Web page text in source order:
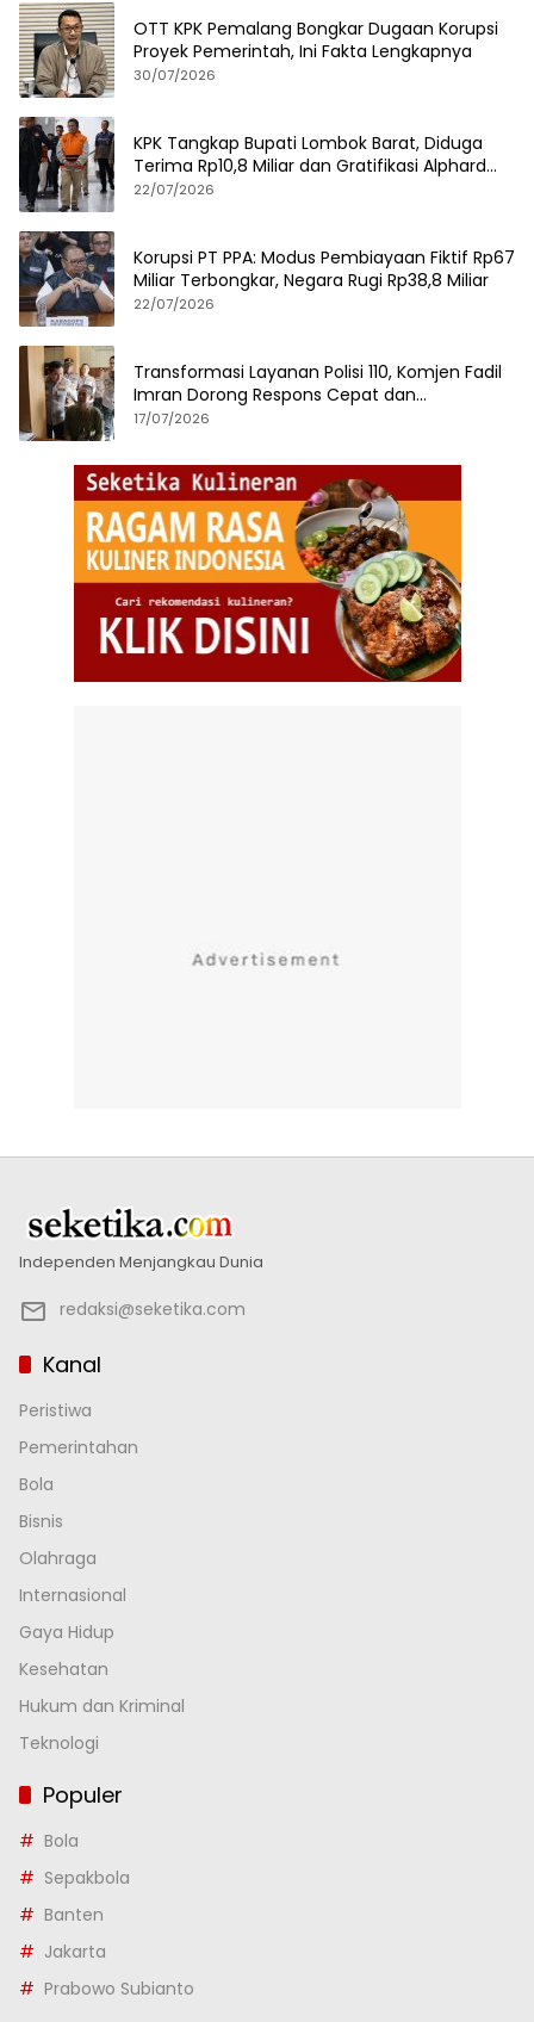
OTT KPK Pemalang Bongkar Dugaan Korupsi
Proyek Pemerintah, Ini Fakta Lengkapnya
30/07/2026
KPK Tangkap Bupati Lombok Barat, Diduga
Terima Rp10,8 Miliar dan Gratifikasi Alphard
hingga iPhone 17 Pro
22/07/2026
Korupsi PT PPA: Modus Pembiayaan Fiktif Rp67
Miliar Terbongkar, Negara Rugi Rp38,8 Miliar
22/07/2026
Transformasi Layanan Polisi 110, Komjen Fadil
Imran Dorong Respons Cepat dan
Terintegrasi
17/07/2026
Independen Menjangkau Dunia
redaksi@seketika.com
Kanal
Peristiwa
Pemerintahan
Bola
Bisnis
Olahraga
Internasional
Gaya Hidup
Kesehatan
Hukum dan Kriminal
Teknologi
Populer
Bola
Sepakbola
Banten
Jakarta
Prabowo Subianto